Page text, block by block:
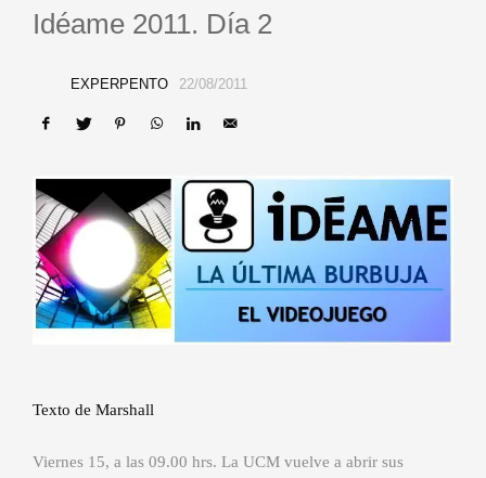
Idéame 2011. Día 2
EXPERPENTO 22/08/2011
Texto de Marshall
Viernes 15, a las 09.00 hrs. La UCM vuelve a abrir sus